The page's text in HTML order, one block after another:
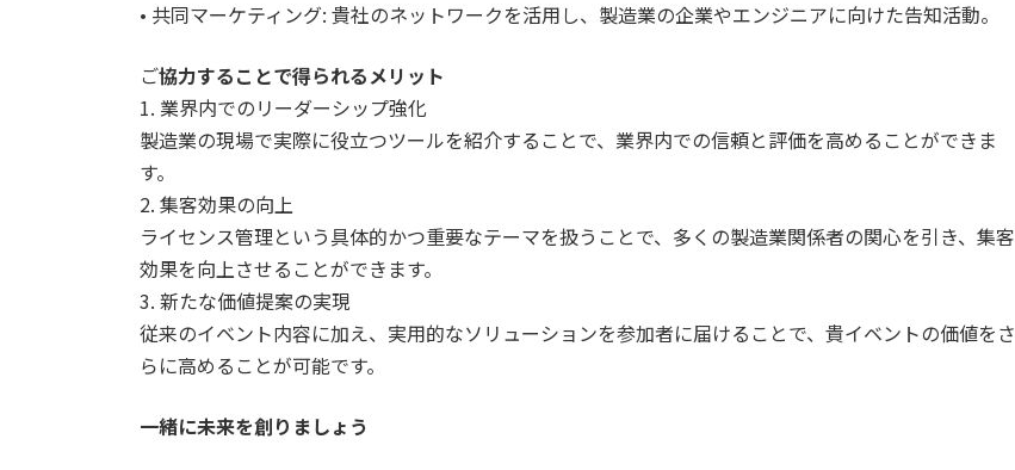
• 共同マーケティング: 貴社のネットワークを活用し、製造業の企業やエンジニアに向けた告知活動。
ご協力することで得られるメリット
1. 業界内でのリーダーシップ強化
製造業の現場で実際に役立つツールを紹介することで、業界内での信頼と評価を高めることができま
す。
2. 集客効果の向上
ライセンス管理という具体的かつ重要なテーマを扱うことで、多くの製造業関係者の関心を引き、集客
効果を向上させることができます。
3. 新たな価値提案の実現
従来のイベント内容に加え、実用的なソリューションを参加者に届けることで、貴イベントの価値をさ
らに高めることが可能です。
一緒に未来を創りましょう